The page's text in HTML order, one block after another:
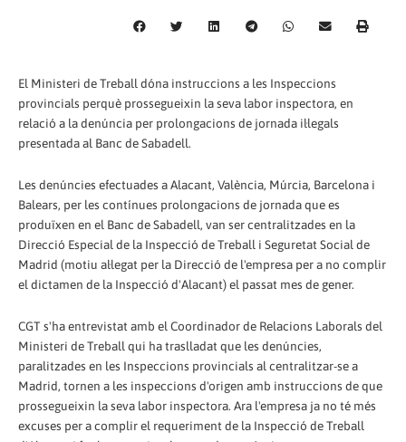
El Ministeri de Treball dóna instruccions a les Inspeccions
provincials perquè prossegueixin la seva labor inspectora, en
relació a la denúncia per prolongacions de jornada il·legals
presentada al Banc de Sabadell.
Les denúncies efectuades a Alacant, València, Múrcia, Barcelona i
Balears, per les contínues prolongacions de jornada que es
produïxen en el Banc de Sabadell, van ser centralitzades en la
Direcció Especial de la Inspecció de Treball i Seguretat Social de
Madrid (motiu al·legat per la Direcció de l'empresa per a no complir
el dictamen de la Inspecció d'Alacant) el passat mes de gener.
CGT s'ha entrevistat amb el Coordinador de Relacions Laborals del
Ministeri de Treball qui ha traslladat que les denúncies,
paralitzades en les Inspeccions provincials al centralitzar-se a
Madrid, tornen a les inspeccions d'origen amb instruccions de que
prossegueixin la seva labor inspectora. Ara l'empresa ja no té més
excuses per a complir el requeriment de la Inspecció de Treball